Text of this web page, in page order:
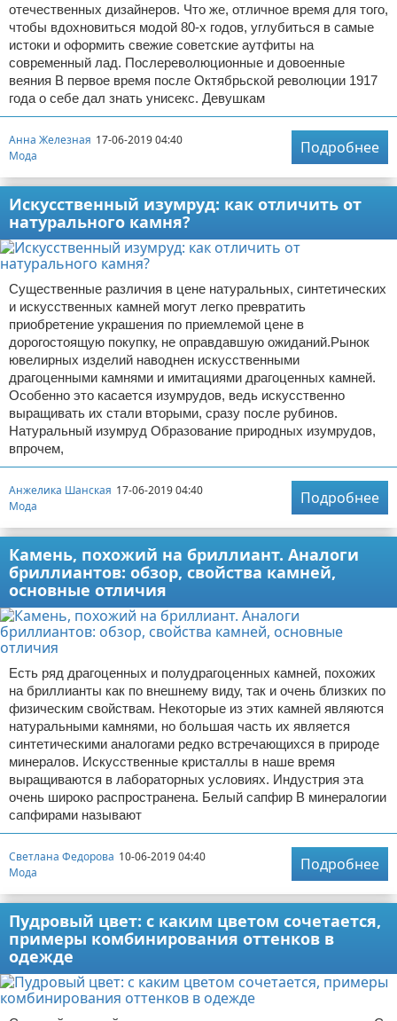
отечественных дизайнеров. Что же, отличное время для того,
чтобы вдохновиться модой 80-х годов, углубиться в самые
истоки и оформить свежие советские аутфиты на
современный лад. Послереволюционные и довоенные
веяния В первое время после Октябрьской революции 1917
года о себе дал знать унисекс. Девушкам
Анна Железная 17-06-2019 04:40
Мода
Подробнее
Искусственный изумруд: как отличить от
натурального камня?
Существенные различия в цене натуральных, синтетических
и искусственных камней могут легко превратить
приобретение украшения по приемлемой цене в
дорогостоящую покупку, не оправдавшую ожиданий.Рынок
ювелирных изделий наводнен искусственными
драгоценными камнями и имитациями драгоценных камней.
Особенно это касается изумрудов, ведь искусственно
выращивать их стали вторыми, сразу после рубинов.
Натуральный изумруд Образование природных изумрудов,
впрочем,
Анжелика Шанская 17-06-2019 04:40
Мода
Подробнее
Камень, похожий на бриллиант. Аналоги
бриллиантов: обзор, свойства камней,
основные отличия
Есть ряд драгоценных и полудрагоценных камней, похожих
на бриллианты как по внешнему виду, так и очень близких по
физическим свойствам. Некоторые из этих камней являются
натуральными камнями, но большая часть их является
синтетическими аналогами редко встречающихся в природе
минералов. Искусственные кристаллы в наше время
выращиваются в лабораторных условиях. Индустрия эта
очень широко распространена. Белый сапфир В минералогии
сапфирами называют
Светлана Федорова 10-06-2019 04:40
Мода
Подробнее
Пудровый цвет: с каким цветом сочетается,
примеры комбинирования оттенков в
одежде